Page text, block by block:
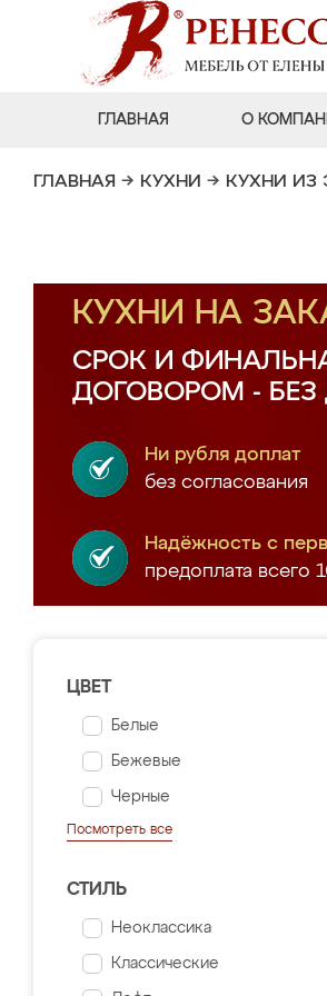
ГЛАВНАЯ О
ГЛАВНАЯ → КУХНИ → КУХНИ ИЗ
КУХНИ НА
СРОК И
ДОГОВОРОМ -
Ни рубля доплат
без согласования
Надёжность с
предоплата всего
ЦВЕТ
Белые
Бежевые
Черные
Посмотреть все
СТИЛЬ
Неоклассика
Классические